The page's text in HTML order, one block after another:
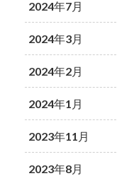
2024年7月
2024年3月
2024年2月
2024年1月
2023年11月
2023年8月